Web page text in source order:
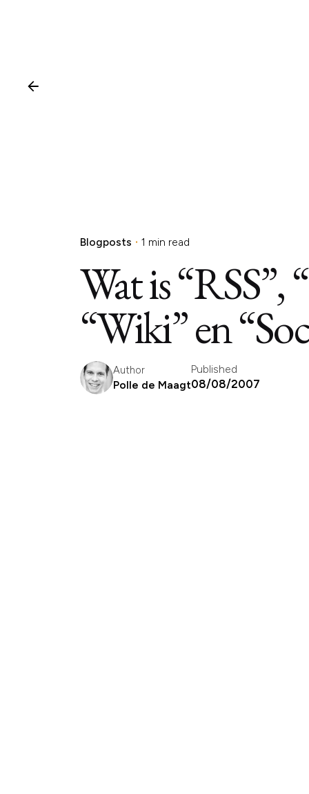
Blogposts 1 min read
Wat is
“Wiki” en
Author
Polle de Maagt
Published
08/08/2007